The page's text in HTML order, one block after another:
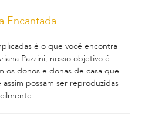
Encantada
é o que você encontra
Pazzini, nosso objetivo é
os donos e donas de casa que
possam ser reproduzidas